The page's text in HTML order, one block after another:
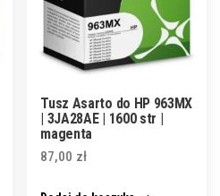
Tusz Asarto do HP 963MX
| 3JA28AE | 1600 str |
magenta
87,00 zł